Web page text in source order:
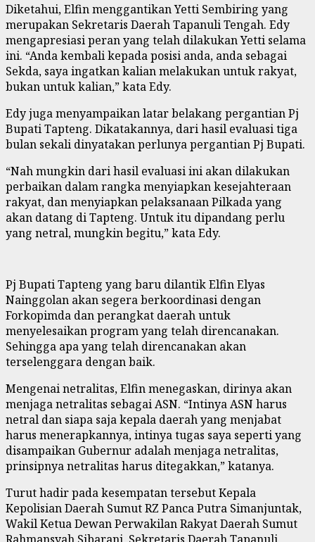
Diketahui, Elfin menggantikan Yetti Sembiring yang
merupakan Sekretaris Daerah Tapanuli Tengah. Edy
mengapresiasi peran yang telah dilakukan Yetti selama
ini. “Anda kembali kepada posisi anda, anda sebagai
Sekda, saya ingatkan kalian melakukan untuk rakyat,
bukan untuk kalian,” kata Edy.
Edy juga menyampaikan latar belakang pergantian Pj
Bupati Tapteng. Dikatakannya, dari hasil evaluasi tiga
bulan sekali dinyatakan perlunya pergantian Pj Bupati.
“Nah mungkin dari hasil evaluasi ini akan dilakukan
perbaikan dalam rangka menyiapkan kesejahteraan
rakyat, dan menyiapkan pelaksanaan Pilkada yang
akan datang di Tapteng. Untuk itu dipandang perlu
yang netral, mungkin begitu,” kata Edy.
Pj Bupati Tapteng yang baru dilantik Elfin Elyas
Nainggolan akan segera berkoordinasi dengan
Forkopimda dan perangkat daerah untuk
menyelesaikan program yang telah direncanakan.
Sehingga apa yang telah direncanakan akan
terselenggara dengan baik.
Mengenai netralitas, Elfin menegaskan, dirinya akan
menjaga netralitas sebagai ASN. “Intinya ASN harus
netral dan siapa saja kepala daerah yang menjabat
harus menerapkannya, intinya tugas saya seperti yang
disampaikan Gubernur adalah menjaga netralitas,
prinsipnya netralitas harus ditegakkan,” katanya.
Turut hadir pada kesempatan tersebut Kepala
Kepolisian Daerah Sumut RZ Panca Putra Simanjuntak,
Wakil Ketua Dewan Perwakilan Rakyat Daerah Sumut